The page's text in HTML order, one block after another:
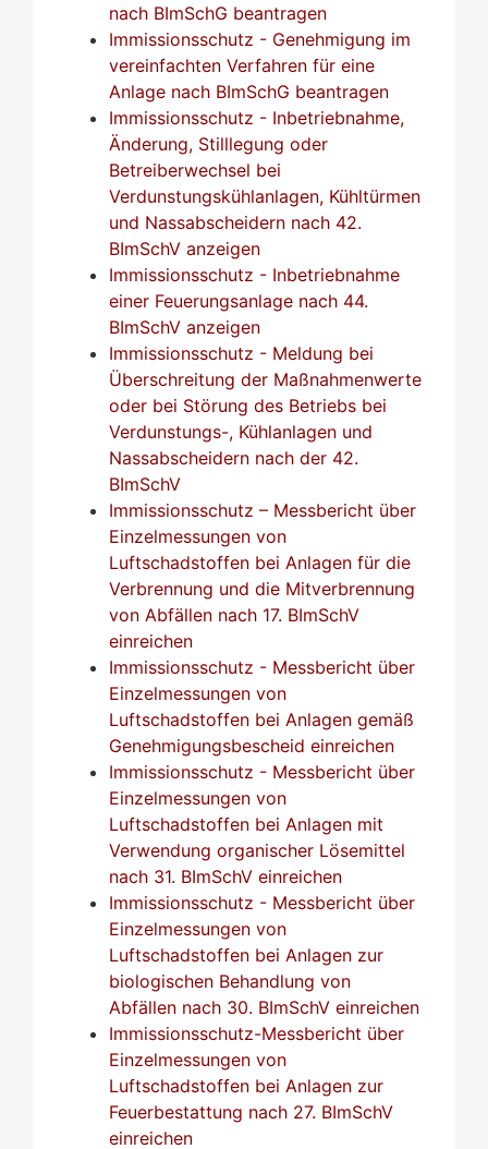
nach BImSchG beantragen
Immissionsschutz - Genehmigung im
vereinfachten Verfahren für eine
Anlage nach BImSchG beantragen
Immissionsschutz - Inbetriebnahme,
Änderung, Stilllegung oder
Betreiberwechsel bei
Verdunstungskühlanlagen, Kühltürmen
und Nassabscheidern nach 42.
BImSchV anzeigen
Immissionsschutz - Inbetriebnahme
einer Feuerungsanlage nach 44.
BImSchV anzeigen
Immissionsschutz - Meldung bei
Überschreitung der Maßnahmenwerte
oder bei Störung des Betriebs bei
Verdunstungs-, Kühlanlagen und
Nassabscheidern nach der 42.
BImSchV
Immissionsschutz – Messbericht über
Einzelmessungen von
Luftschadstoffen bei Anlagen für die
Verbrennung und die Mitverbrennung
von Abfällen nach 17. BImSchV
einreichen
Immissionsschutz - Messbericht über
Einzelmessungen von
Luftschadstoffen bei Anlagen gemäß
Genehmigungsbescheid einreichen
Immissionsschutz - Messbericht über
Einzelmessungen von
Luftschadstoffen bei Anlagen mit
Verwendung organischer Lösemittel
nach 31. BImSchV einreichen
Immissionsschutz - Messbericht über
Einzelmessungen von
Luftschadstoffen bei Anlagen zur
biologischen Behandlung von
Abfällen nach 30. BImSchV einreichen
Immissionsschutz-Messbericht über
Einzelmessungen von
Luftschadstoffen bei Anlagen zur
Feuerbestattung nach 27. BImSchV
einreichen